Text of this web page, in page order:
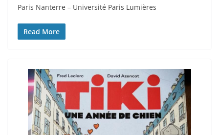
Paris Nanterre – Université Paris Lumières
Read More